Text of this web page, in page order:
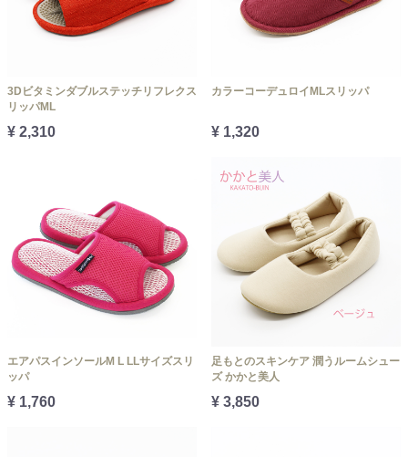
3Dビタミンダブルステッチリフレクス
リッパML
¥ 2,310
カラーコーデュロイMLスリッパ
¥ 1,320
エアパスインソールM L LLサイズスリ
ッパ
¥ 1,760
足もとのスキンケア 潤うルームシュー
ズ かかと美人
¥ 3,850